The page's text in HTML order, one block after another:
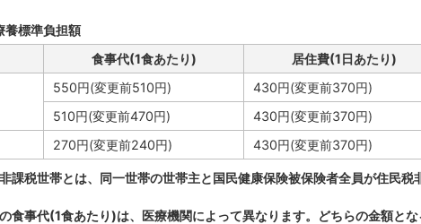
標準負担額
食事代(1食あたり) 居住費(1日あたり)
550円(変更前510円)
430円(変更前370円)
510円(変更前470円)
430円(変更前370円)
270円(変更前240円) 430円(変更前370円)
課税世帯とは、同一世帯の世帯主と国民健康保険被保険者全員が住民税
食事代(1食あたり)は、医療機関によって異なります。どちらの金額と